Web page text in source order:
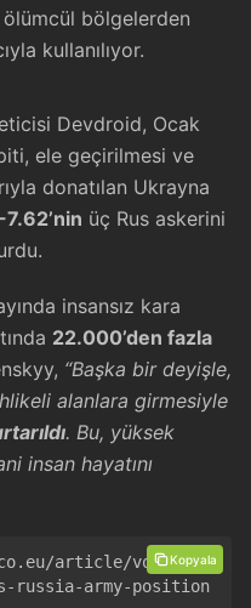
ölümcül bölgelerden
kullanılıyor.
Devdroid, Ocak
ele geçirilmesi ve
donatılan Ukrayna
üç Rus askerini
insansız kara
22.000’den fazla
“Başka bir deyişle,
alanlara girmesiyle
. Bu, yüksek
insan hayatını
article/volodymy
russia-army-position
Kopyala